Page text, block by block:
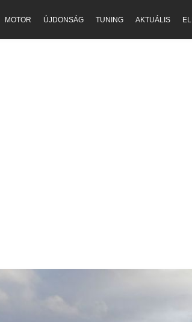
MOTOR ÚJDONSÁG TUNING AKTUÁLIS